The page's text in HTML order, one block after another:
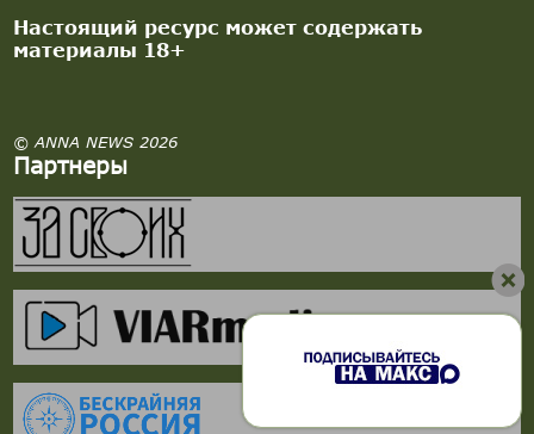
Настоящий ресурс может содержать
материалы 18+
© ANNA NEWS 2026
Партнеры